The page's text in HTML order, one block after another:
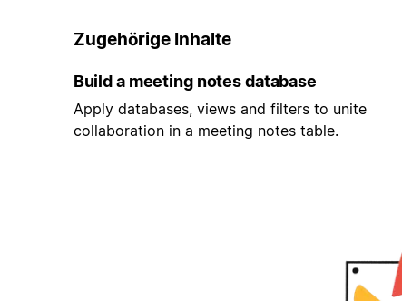
Zugehörige Inhalte
Build a meeting notes database
Apply databases, views and filters to unite
collaboration in a meeting notes table.